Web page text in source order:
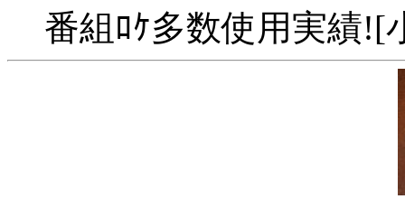
番組ﾛｹ多数使用実績![